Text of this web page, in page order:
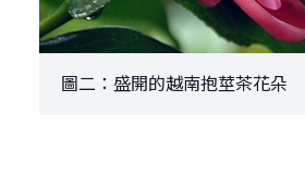
圖二：盛開的越南抱莖茶花朵